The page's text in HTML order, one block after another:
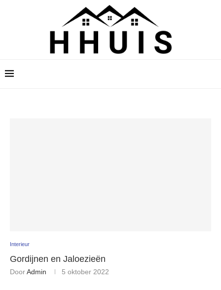
Interieur
Gordijnen en Jaloezieën
DoorAdmin 5 oktober 2022